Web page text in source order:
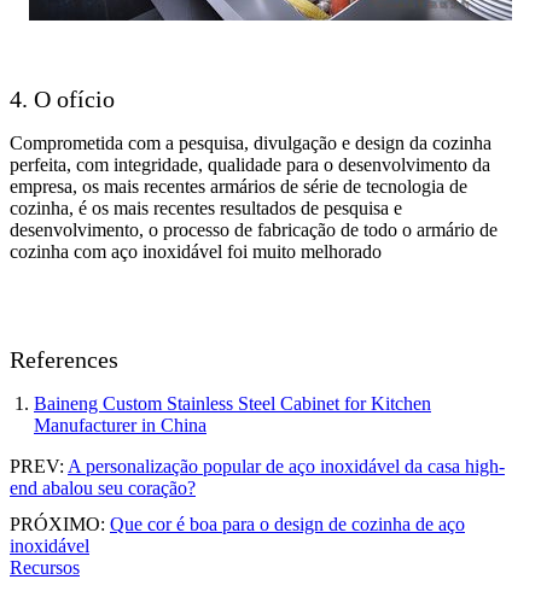
4. O ofício
Comprometida com a pesquisa, divulgação e design da cozinha
perfeita, com integridade, qualidade para o desenvolvimento da
empresa, os mais recentes armários de série de tecnologia de
cozinha, é os mais recentes resultados de pesquisa e
desenvolvimento, o processo de fabricação de todo o armário de
cozinha com aço inoxidável foi muito melhorado
References
Baineng Custom Stainless Steel Cabinet for Kitchen
Manufacturer in China
PREV: A personalização popular de aço inoxidável da casa high-
end abalou seu coração?
PRÓXIMO: Que cor é boa para o design de cozinha de aço
inoxidável
Recursos